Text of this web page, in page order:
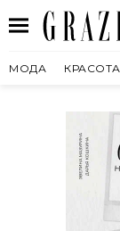
МОДА КРАСОТА